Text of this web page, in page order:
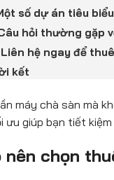
số dự án tiêu
hỏi thường gặp
Liên hệ ngay để
kết
máy chà sàn mà
ưu giúp bạn tiết
nên chọn